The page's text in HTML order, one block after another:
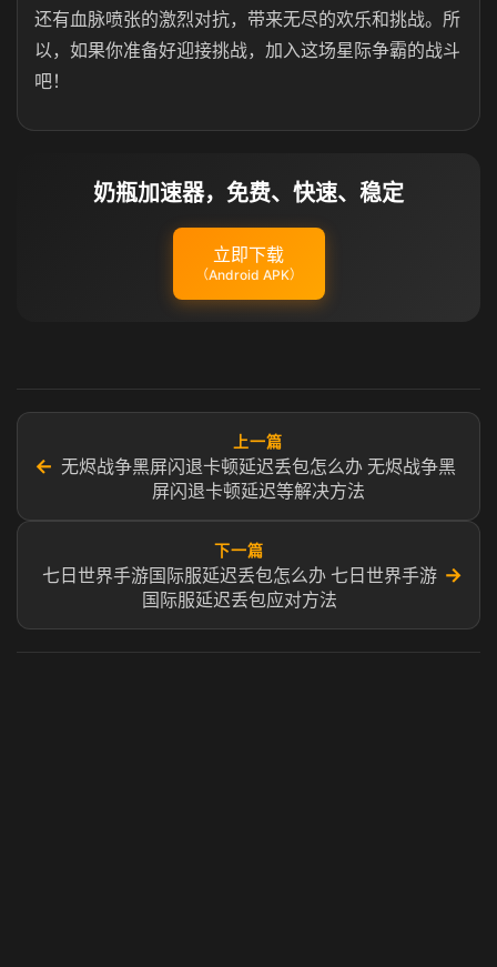
还有血脉喷张的激烈对抗，带来无尽的欢乐和挑战。所
以，如果你准备好迎接挑战，加入这场星际争霸的战斗
吧！
奶瓶加速器，免费、快速、稳定
立即下载
（Android APK）
←
上一篇
无烬战争黑屏闪退卡顿延迟丢包怎么办 无烬战争黑
屏闪退卡顿延迟等解决方法
下一篇
七日世界手游国际服延迟丢包怎么办 七日世界手游
国际服延迟丢包应对方法
→